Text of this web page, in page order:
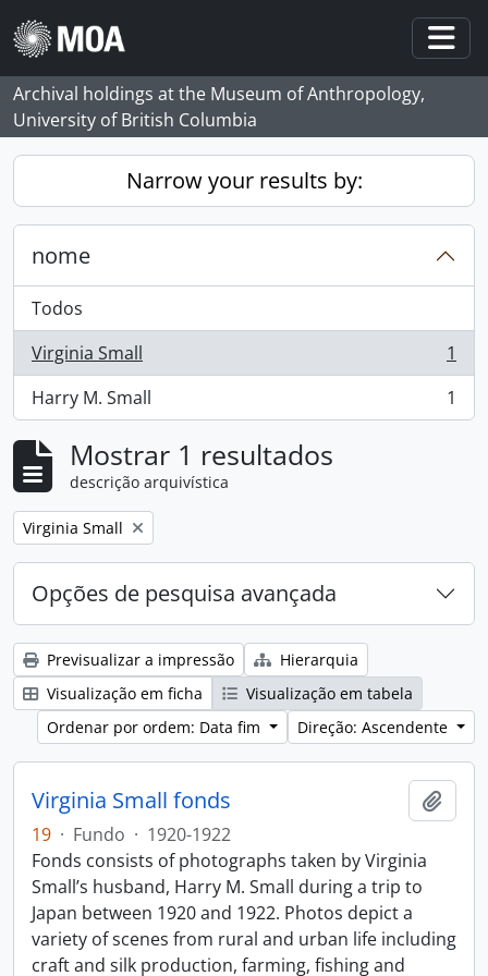
Skip to main content
Archival holdings at the Museum of Anthropology,
University of British Columbia
Narrow your results by:
nome
Todos
Virginia Small
, 1 resultados
1
Harry M. Small
, 1 resultados 1
Mostrar 1 resultados
descrição arquivística
Remove filter:
Virginia Small
Opções de pesquisa avançada
Previsualizar a impressão
Hierarquia
Visualização em ficha
Visualização em tabela
Ordenar por ordem: Data fim
Direção: Ascendente
Virginia Small fonds
19 · Fundo · 1920-1922
Fonds consists of photographs taken by Virginia
Small’s husband, Harry M. Small during a trip to
Japan between 1920 and 1922. Photos depict a
variety of scenes from rural and urban life including
craft and silk production, farming, fishing and